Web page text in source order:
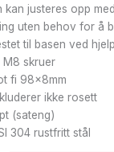
kan justeres opp
uten behov for å
til basen ved
M8 skruer
fi 98x8mm
ikke rosett
(sateng)
304 rustfritt stål